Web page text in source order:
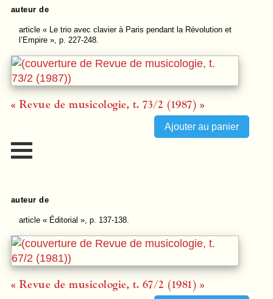
auteur de
article« Le trio avec clavier à Paris pendant la Révolution et
l’Empire », p. 227-248.
« Revue de musicologie, t. 73/2 (1987) »
auteur de
article« Éditorial », p. 137-138.
« Revue de musicologie, t. 67/2 (1981) »